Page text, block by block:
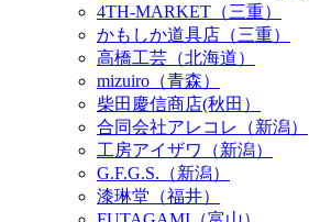
4TH-MARKET（三重）
かもしか道具店（三重）
高橋工芸（北海道）
mizuiro（青森）
柴田慶信商店(秋田）
合同会社アレコレ（新潟）
工房アイザワ（新潟）
G.F.G.S.（新潟）
漆琳堂（福井）